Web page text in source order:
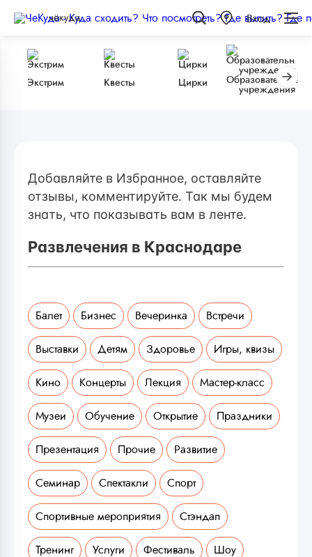
чёкуда Вход
Экстрим Квесты Цирки
Образовательные
учреждения
Добавляйте в Избранное, оставляйте
отзывы, комментируйте. Так мы будем
знать, что показывать вам в ленте.
Развлечения в Краснодаре
Балет Бизнес Вечеринка Встречи
Выставки Детям Здоровье Игры, квизы
Кино Концерты Лекция Мастер-класс
Музеи Обучение Открытие Праздники
Презентация Прочие Развитие
Семинар Спектакли Спорт
Спортивные мероприятия Стэндап
Тренинг Услуги Фестиваль Шоу